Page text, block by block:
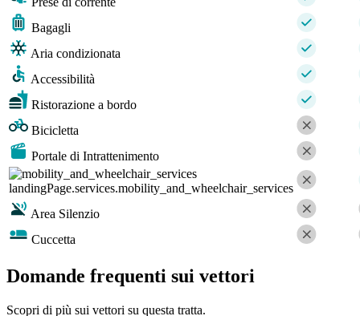
Bagagli
Aria condizionata
Accessibilità
Ristorazione a bordo
Bicicletta
Portale di Intrattenimento
landingPage.services.mobility_and_wheelchair_services
Area Silenzio
Cuccetta
Domande frequenti sui vettori
Scopri di più sui vettori su questa tratta.